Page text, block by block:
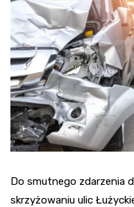
Do smutnego zdarzenia
skrzyżowaniu ulic